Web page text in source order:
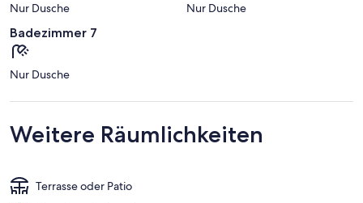
Nur Dusche Nur Dusche
Badezimmer 7
Nur Dusche
Weitere Räumlichkeiten
Terrasse oder Patio